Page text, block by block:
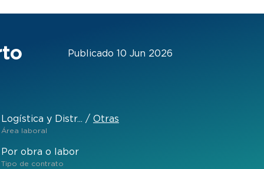
Publicado 10 Jun 2026
Logística y Distr... / Otras
Área laboral
Por obra o labor
Tipo de contrato